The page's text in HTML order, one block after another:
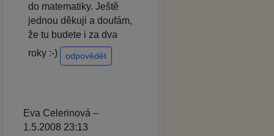
do matematiky. Ještě
jednou děkuji a doufám,
že tu budete i za dva
roky :-)
odpovědět
Eva Celerinová –
1.5.2008 23:13